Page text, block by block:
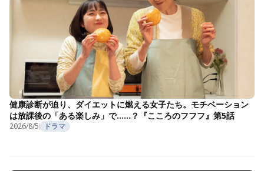
健康診断が迫り、ダイエットに燃える女子たち。モチベーション
は放課後の「ある楽しみ」で……？『こころのフフフ』第5話
2026/8/5 ドラマ